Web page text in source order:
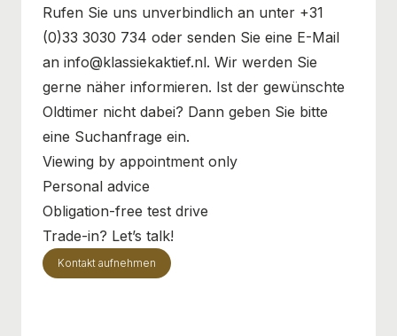
Rufen Sie uns unverbindlich an unter +31
(0)33 3030 734 oder senden Sie eine E-Mail
an info@klassiekaktief.nl. Wir werden Sie
gerne näher informieren. Ist der gewünschte
Oldtimer nicht dabei? Dann geben Sie bitte
eine Suchanfrage ein.
Viewing by appointment only
Personal advice
Obligation-free test drive
Trade-in? Let’s talk!
Kontakt aufnehmen